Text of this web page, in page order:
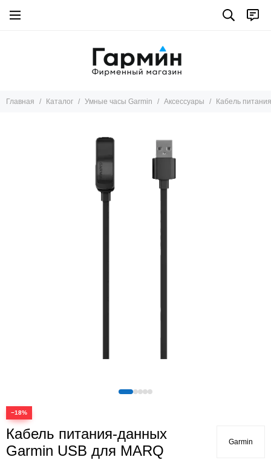
Главная Каталог Умные часы Garmin Аксессуары Кабель
−18%
Кабель питания-данных
Garmin USB для MARQ
Garmin